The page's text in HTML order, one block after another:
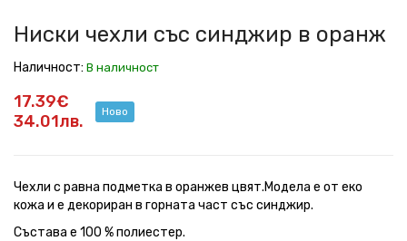
Ниски чехли със синджир в оранж
Наличност: В наличност
17.39€
34.01лв.
Ново
Чехли с равна подметка в оранжев цвят.Модела е от еко
кожа и е декориран в горната част със синджир.
Състава е 100 % полиестер.